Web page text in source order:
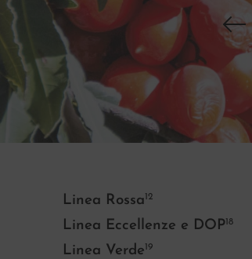
Linea Rossa 12
Linea Eccellenze e DOP 18
Linea Verde 19